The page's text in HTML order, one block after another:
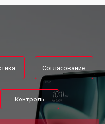
Согласование
Контроль